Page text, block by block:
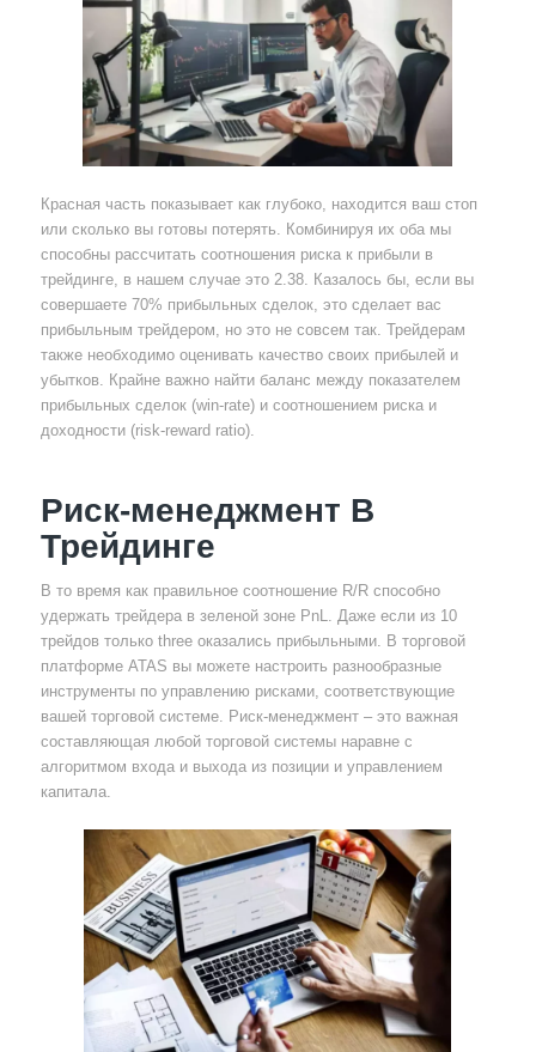
Красная часть показывает как глубоко, находится ваш стоп
или сколько вы готовы потерять. Комбинируя их оба мы
способны рассчитать соотношения риска к прибыли в
трейдинге, в нашем случае это 2.38. Казалось бы, если вы
совершаете 70% прибыльных сделок, это сделает вас
прибыльным трейдером, но это не совсем так. Трейдерам
также необходимо оценивать качество своих прибылей и
убытков. Крайне важно найти баланс между показателем
прибыльных сделок (win-rate) и соотношением риска и
доходности (risk-reward ratio).
Риск-менеджмент В
Трейдинге
В то время как правильное соотношение R/R способно
удержать трейдера в зеленой зоне PnL. Даже если из 10
трейдов только three оказались прибыльными. В торговой
платформе ATAS вы можете настроить разнообразные
инструменты по управлению рисками, соответствующие
вашей торговой системе. Риск-менеджмент – это важная
составляющая любой торговой системы наравне с
алгоритмом входа и выхода из позиции и управлением
капитала.